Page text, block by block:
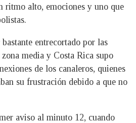
ritmo alto, emociones y uno que
entrecortado por las
media y Costa Rica supo
de los canaleros, quienes
su frustración debido a que no
aviso al minuto 12, cuando